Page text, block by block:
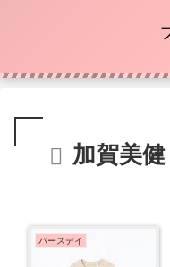
加賀美健
バースデイ